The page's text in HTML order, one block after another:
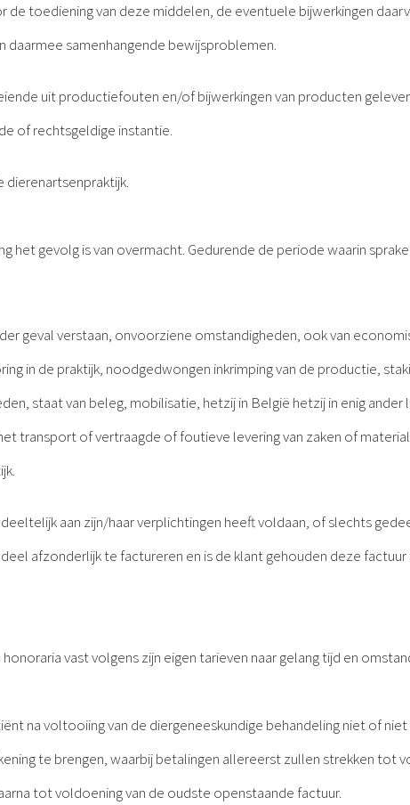
toediening van deze middelen, de eventuele bijwerkingen
samenhangende bewijsproblemen.
uit productiefouten en/of bijwerkingen van producten
of rechtsgeldige instantie.
dierenartsenpraktijk.
het gevolg is van overmacht. Gedurende de periode waarin
geval verstaan, onvoorziene omstandigheden, ook van
in de praktijk, noodgedwongen inkrimping van de productie,
staat van beleg, mobilisatie, hetzij in België hetzij in enig ander
transport of vertraagde of foutieve levering van zaken of
aan zijn/haar verplichtingen heeft voldaan, of slechts
afzonderlijk te factureren en is de klant gehouden deze
vast volgens zijn eigen tarieven naar gelang tijd en
na voltooiing van de diergeneeskundige behandeling niet of
te brengen, waarbij betalingen allereerst zullen strekken tot
tot voldoening van de oudste openstaande factuur.